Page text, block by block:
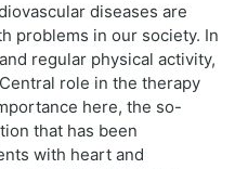
diseases are
problems in our society. In
regular physical activity,
role in the therapy
here, the so-
that has been
with heart and